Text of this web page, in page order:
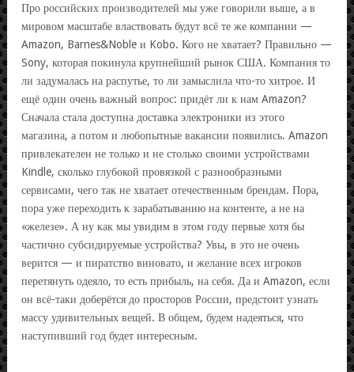
Про российских производителей мы уже говорили выше, а в
мировом масштабе властвовать будут всё те же компании —
Amazon, Barnes&Noble и Kobo. Кого не хватает? Правильно —
Sony, которая покинула крупнейший рынок США. Компания то
ли задумалась на распутье, то ли замыслила что-то хитрое. И
ещё один очень важный вопрос: придёт ли к нам Amazon?
Сначала стала доступна доставка электроники из этого
магазина, а потом и любопытные вакансии появились. Amazon
привлекателен не только и не столько своими устройствами
Kindle, сколько глубокой провязкой с разнообразными
сервисами, чего так не хватает отечественным брендам. Пора,
пора уже переходить к зарабатыванию на контенте, а не на
«железе». А ну как мы увидим в этом году первые хотя бы
частично субсидируемые устройства? Увы, в это не очень
верится — и пиратство виновато, и желание всех игроков
перетянуть одеяло, то есть прибыль, на себя. Да и Amazon, если
он всё-таки доберётся до просторов России, предстоит узнать
массу удивительных вещей. В общем, будем надеяться, что
наступивший год будет интересным.